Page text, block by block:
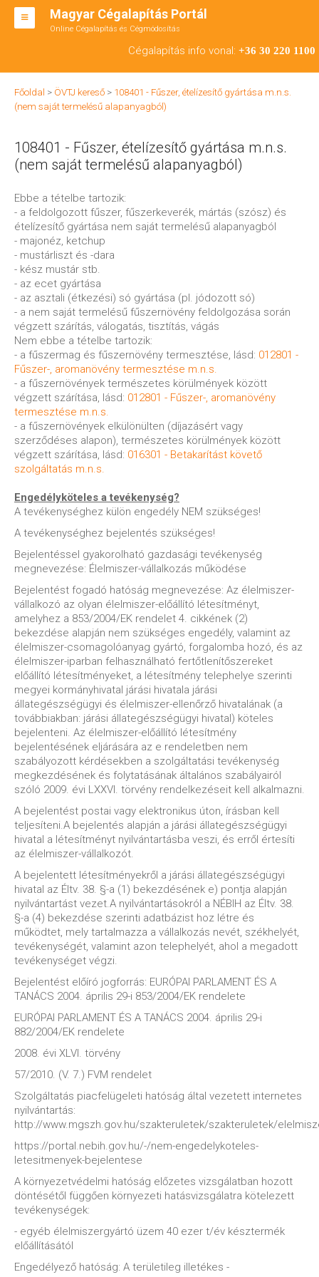
Magyar Cégalapítás Portál
Online Cégalapítás és Cégmódosítás
Cégalapítás info vonal: +36 30 220 1100
BT ALAPÍTÁS
RT ALAPÍTÁS
ÁTALAKULÁS
ENGEDÉLYKÖTELES
KAPCSOLAT
Főoldal > ÖVTJ kereső > 108401 - Fűszer, ételízesítő gyártása m.n.s.
(nem saját termelésű alapanyagból)
108401 - Fűszer, ételízesítő gyártása m.n.s.
(nem saját termelésű alapanyagból)
Ebbe a tételbe tartozik:
- a feldolgozott fűszer, fűszerkeverék, mártás (szósz) és
ételízesítő gyártása nem saját termelésű alapanyagból
- majonéz, ketchup
- mustárliszt és -dara
- kész mustár stb.
- az ecet gyártása
- az asztali (étkezési) só gyártása (pl. jódozott só)
- a nem saját termelésű fűszernövény feldolgozása során
végzett szárítás, válogatás, tisztítás, vágás
Nem ebbe a tételbe tartozik:
- a fűszermag és fűszernövény termesztése, lásd: 012801 -
Fűszer-, aromanövény termesztése m.n.s.
- a fűszernövények természetes körülmények között
végzett szárítása, lásd: 012801 - Fűszer-, aromanövény
termesztése m.n.s.
- a fűszernövények elkülönülten (díjazásért vagy
szerződéses alapon), természetes körülmények között
végzett szárítása, lásd: 016301 - Betakarítást követő
szolgáltatás m.n.s.
Engedélyköteles a tevékenység?
A tevékenységhez külön engedély NEM szükséges!
A tevékenységhez bejelentés szükséges!
Bejelentéssel gyakorolható gazdasági tevékenység
megnevezése: Élelmiszer-vállalkozás működése
Bejelentést fogadó hatóság megnevezése: Az élelmiszer-
vállalkozó az olyan élelmiszer-előállító létesítményt,
amelyhez a 853/2004/EK rendelet 4. cikkének (2)
bekezdése alapján nem szükséges engedély, valamint az
élelmiszer-csomagolóanyag gyártó, forgalomba hozó, és az
élelmiszer-iparban felhasználható fertőtlenítőszereket
előállító létesítményeket, a létesítmény telephelye szerinti
megyei kormányhivatal járási hivatala járási
állategészségügyi és élelmiszer-ellenőrző hivatalának (a
továbbiakban: járási állategészségügyi hivatal) köteles
bejelenteni. Az élelmiszer-előállító létesítmény
bejelentésének eljárására az e rendeletben nem
szabályozott kérdésekben a szolgáltatási tevékenység
megkezdésének és folytatásának általános szabályairól
szóló 2009. évi LXXVI. törvény rendelkezéseit kell alkalmazni.
A bejelentést postai vagy elektronikus úton, írásban kell
teljesíteni.A bejelentés alapján a járási állategészségügyi
hivatal a létesítményt nyilvántartásba veszi, és erről értesíti
az élelmiszer-vállalkozót.
A bejelentett létesítményekről a járási állategészségügyi
hivatal az Éltv. 38. §-a (1) bekezdésének e) pontja alapján
nyilvántartást vezet.A nyilvántartásokról a NÉBIH az Éltv. 38.
§-a (4) bekezdése szerinti adatbázist hoz létre és
működtet, mely tartalmazza a vállalkozás nevét, székhelyét,
tevékenységét, valamint azon telephelyét, ahol a megadott
tevékenységet végzi.
Bejelentést előíró jogforrás: EURÓPAI PARLAMENT ÉS A
TANÁCS 2004. április 29-i 853/2004/EK rendelete
EURÓPAI PARLAMENT ÉS A TANÁCS 2004. április 29-i
882/2004/EK rendelete
2008. évi XLVI. törvény
57/2010. (V. 7.) FVM rendelet
Szolgáltatás piacfelügeleti hatóság által vezetett internetes
nyilvántartás:
http://www.mgszh.gov.hu/szakteruletek/szakteruletek/
https://portal.nebih.gov.hu/-/nem-engedelykoteles-
letesitmenyek-bejelentese
A környezetvédelmi hatóság előzetes vizsgálatban hozott
döntésétől függően környezeti hatásvizsgálatra kötelezett
tevékenységek:
- egyéb élelmiszergyártó üzem 40 ezer t/év késztermék
előállításától
Engedélyező hatóság: A területileg illetékes -